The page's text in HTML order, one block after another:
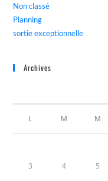
Non classé
Planning
sortie exceptionnelle
Archives
L M M
3 4 5